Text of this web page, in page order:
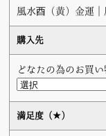
風水酉（黄）金運
購入先
どなたの為のお買い
満足度（★）